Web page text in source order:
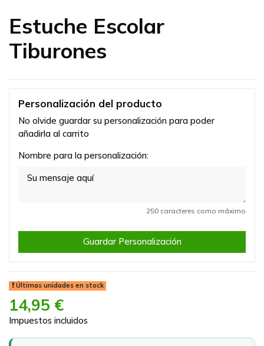
Estuche Escolar
Tiburones
Personalización del producto
No olvide guardar su personalización para poder
añadirla al carrito
Nombre para la personalización:
250 caracteres como máximo
Guardar Personalización
Últimas unidades en stock
14,95 €
Impuestos incluidos